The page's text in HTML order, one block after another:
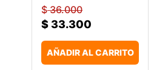
$36.000
$33.300
AÑADIR AL CARRITO